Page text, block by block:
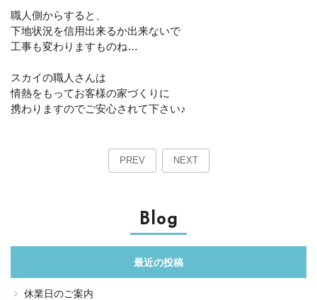
職人側からすると、
下地状況を信用出来るか出来ないで
工事も変わりますものね…
スカイの職人さんは
情熱をもってお客様の家づくりに
携わりますのでご安心されて下さい♪
PREV NEXT
Blog
最近の投稿
休業日のご案内